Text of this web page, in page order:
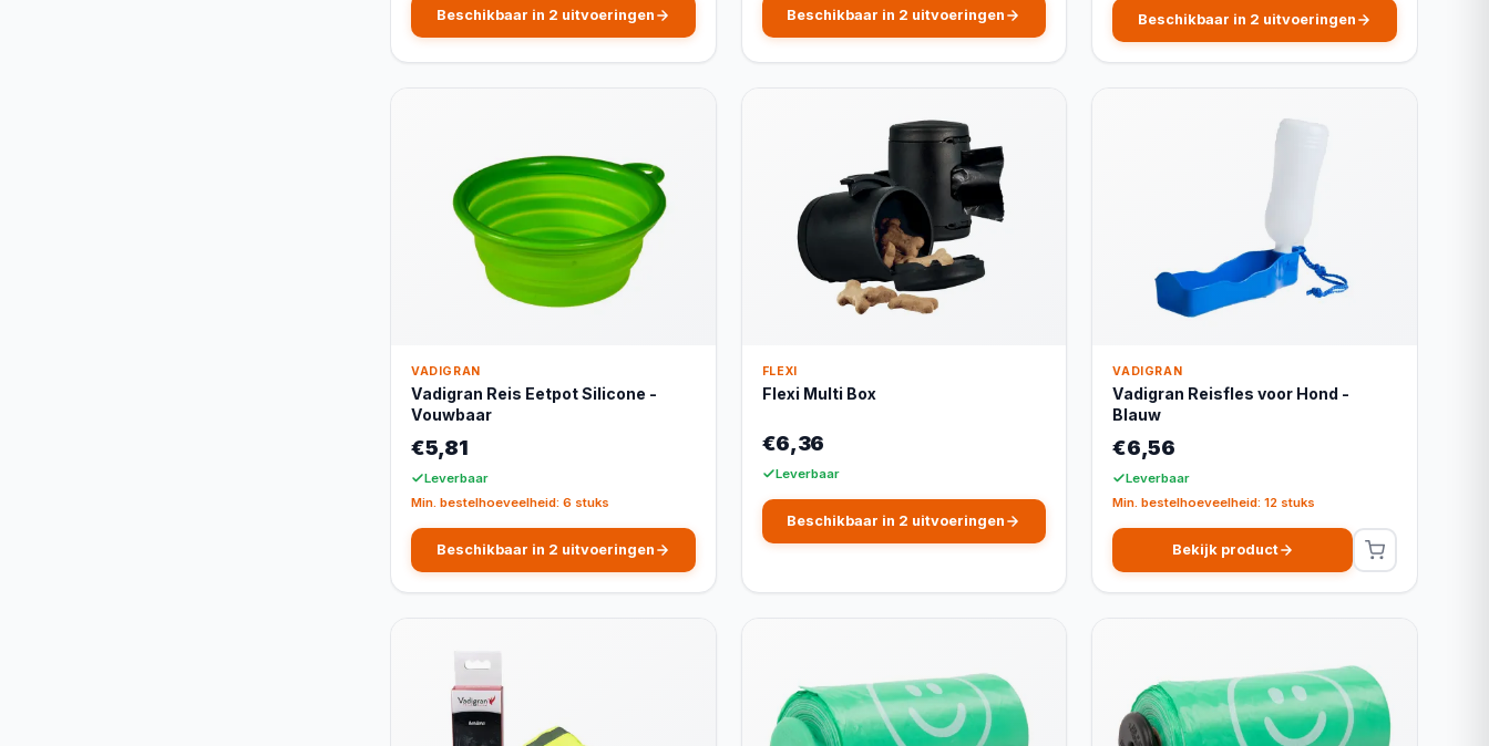
Beschikbaar in 2 uitvoeringen Beschikbaar in 2 uitvoeringen Beschikbaar in 2 uitvoeringen
VADIGRAN
Vadigran Reis Eetpot Silicone -
Vouwbaar
€5,81
Leverbaar
Min. bestelhoeveelheid: 6 stuks
Beschikbaar in 2 uitvoeringen
FLEXI
Flexi Multi Box
€6,36
Leverbaar
Beschikbaar in 2 uitvoeringen
VADIGRAN
Vadigran Reisfles voor Hond -
Blauw
€6,56
Leverbaar
Min. bestelhoeveelheid: 12 stuks
Bekijk product